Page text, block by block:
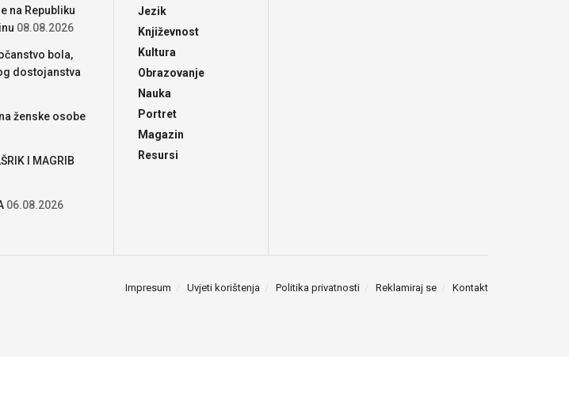
na Republiku
08.08.2026
bola,
dostojanstva
ženske osobe
I MAGRIB
06.08.2026
Jezik
Književnost
Kultura
Obrazovanje
Nauka
Portret
Magazin
Resursi
Impresum Uvjeti korištenja Politika privatnosti Reklamiraj se Kontakt